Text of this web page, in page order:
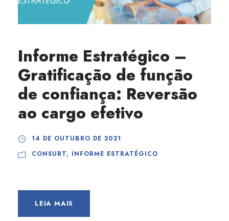
Informe Estratégico –
Gratificação de função
de confiança: Reversão
ao cargo efetivo
14 DE OUTUBRO DE 2021
CONSURT, INFORME ESTRATÉGICO
LEIA MAIS